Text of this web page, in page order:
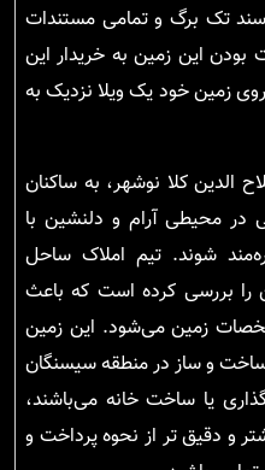
تک برگ و تمامی مستندات
بودن این زمین به خریدار این
زمین خود یک ویلا نزدیک به
الدین کلا نوشهر، به ساکنان
در محیطی آرام و دلنشین با
شوند. تیم املاک ساحل
بررسی کرده است که باعث
زمین می‌شود. این زمین
و ساز در منطقه سیسنگان
یا ساخت خانه می‌باشند،
و دقیق تر از نحوه پرداخت و